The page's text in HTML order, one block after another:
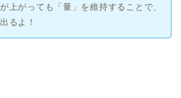
が上がっても「量」を維持することで、
るよ！